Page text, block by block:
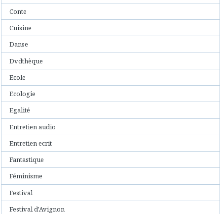
Conte
Cuisine
Danse
Dvdthèque
Ecole
Ecologie
Egalité
Entretien audio
Entretien ecrit
Fantastique
Féminisme
Festival
Festival d'Avignon